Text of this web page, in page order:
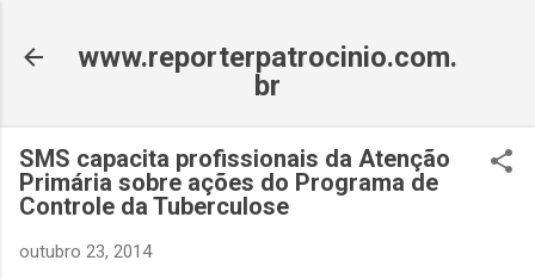
www.reporterpatrocinio.com.
br
SMS capacita profissionais da Atenção
Primária sobre ações do Programa de
Controle da Tuberculose
outubro 23, 2014